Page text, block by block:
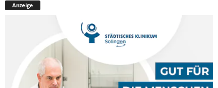
Anzeige